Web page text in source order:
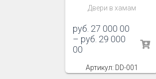
Двери в хамам
руб. 27 000 00
– руб. 29 000
00
Артикул: DD-001